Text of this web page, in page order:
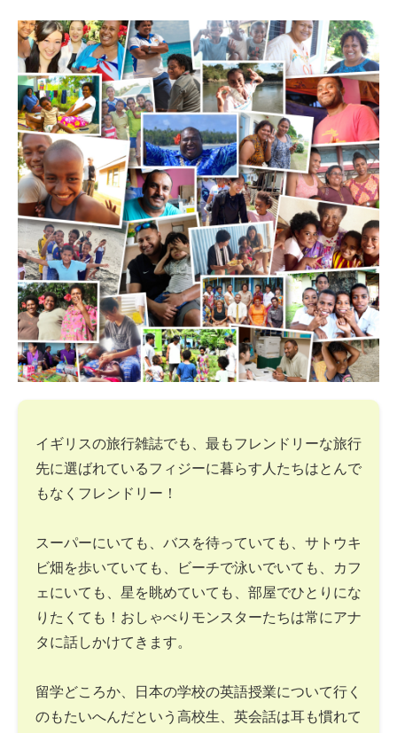
イギリスの旅行雑誌でも、最もフレンドリーな旅行
先に選ばれているフィジーに暮らす人たちはとんで
もなくフレンドリー！
スーパーにいても、バスを待っていても、サトウキ
ビ畑を歩いていても、ビーチで泳いでいても、カフ
ェにいても、星を眺めていても、部屋でひとりにな
りたくても！おしゃべりモンスターたちは常にアナ
タに話しかけてきます。
留学どころか、日本の学校の英語授業について行く
のもたいへんだという高校生、英会話は耳も慣れて